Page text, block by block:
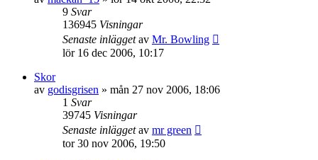
9 Svar
136945 Visningar
Senaste inläggetav Mr. Bowling
lör 16 dec 2006, 10:17
Skor
av godisgrisen » mån 27 nov 2006, 18:06
1 Svar
39745 Visningar
Senaste inläggetav mr green
tor 30 nov 2006, 19:50